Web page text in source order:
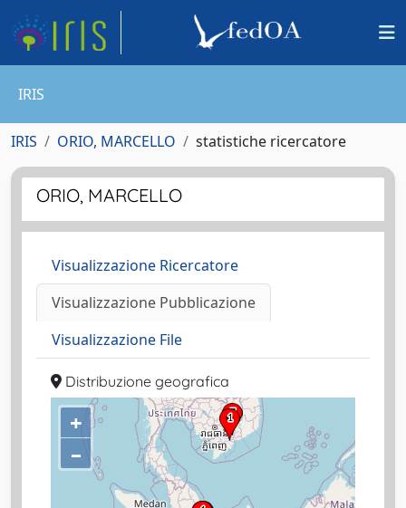
IRIS
IRIS ORIO, MARCELLO statistiche ricercatore
ORIO, MARCELLO
Visualizzazione Ricercatore
Visualizzazione Pubblicazione
Visualizzazione File
Distribuzione geografica
+
–